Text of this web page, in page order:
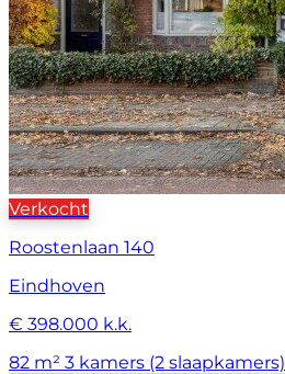
Verkocht
Roostenlaan 140
Eindhoven
€ 398.000 k.k.
82 m² 3 kamers (2 slaapkamers)